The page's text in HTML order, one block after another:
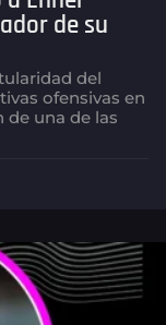
de su
del
ofensivas en
de una de las